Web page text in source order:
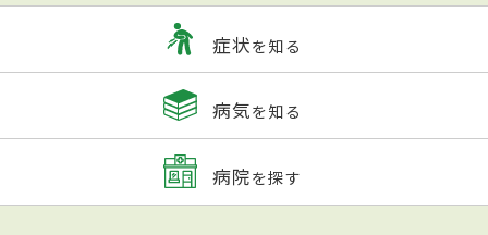
症状を知る
病気を知る
病院を探す